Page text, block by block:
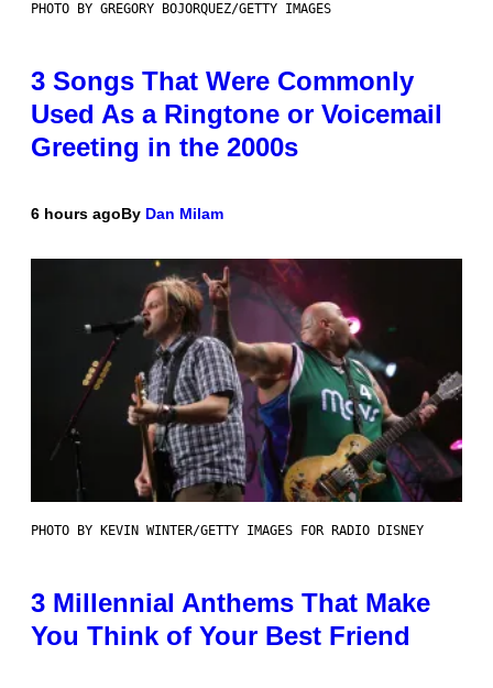
PHOTO BY GREGORY BOJORQUEZ/GETTY IMAGES
3 Songs That Were Commonly
Used As a Ringtone or Voicemail
Greeting in the 2000s
6 hours agoBy Dan Milam
PHOTO BY KEVIN WINTER/GETTY IMAGES FOR RADIO DISNEY
3 Millennial Anthems That Make
You Think of Your Best Friend